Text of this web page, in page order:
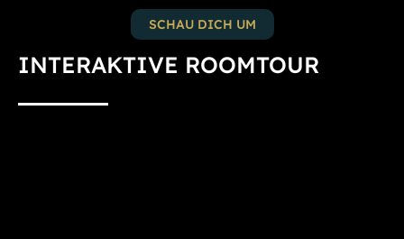
SCHAU DICH UM
INTERAKTIVE ROOMTOUR